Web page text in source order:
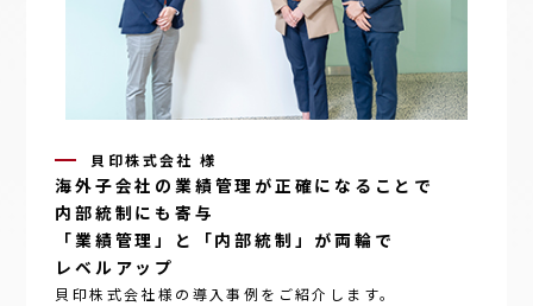
貝印株式会社 様
海外子会社 の 業績管理 が正確に なること で
内部統制 にも 寄与
「業績管理」
と 「内部統制」 が両輪 で
レベルアップ
貝印株式会社様の導入事例をご紹介します。